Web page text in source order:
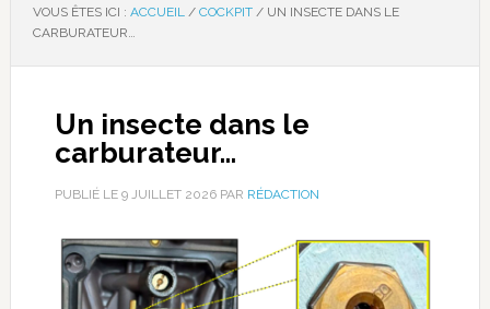
VOUS ÊTES ICI : ACCUEIL / COCKPIT /UN INSECTE DANS LE
CARBURATEUR…
Un insecte dans le
carburateur…
PUBLIÉ LE 9 JUILLET 2026PAR RÉDACTION